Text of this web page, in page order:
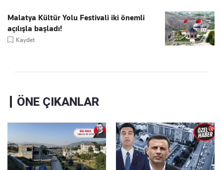
Malatya Kültür Yolu Festivali iki önemli
açılışla başladı!
Kaydet
ÖNE ÇIKANLAR